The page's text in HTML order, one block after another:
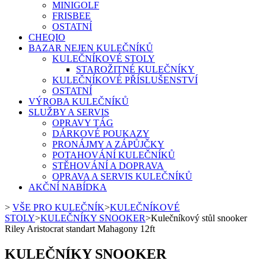
MINIGOLF
FRISBEE
OSTATNÍ
CHEQIO
BAZAR NEJEN KULEČNÍKŮ
KULEČNÍKOVÉ STOLY
STAROŽITNÉ KULEČNÍKY
KULEČNÍKOVÉ PŘÍSLUŠENSTVÍ
OSTATNÍ
VÝROBA KULEČNÍKŮ
SLUŽBY A SERVIS
OPRAVY TÁG
DÁRKOVÉ POUKAZY
PRONÁJMY A ZÁPŮJČKY
POTAHOVÁNÍ KULEČNÍKŮ
STĚHOVÁNÍ A DOPRAVA
OPRAVA A SERVIS KULEČNÍKŮ
AKČNÍ NABÍDKA
> VŠE PRO KULEČNÍK>KULEČNÍKOVÉ
STOLY>KULEČNÍKY SNOOKER>Kulečníkový stůl snooker
Riley Aristocrat standart Mahagony 12ft
KULEČNÍKY SNOOKER